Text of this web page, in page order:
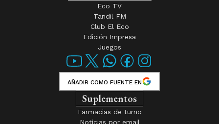
Eco TV
Tandil FM
Club El Eco
Edición Impresa
Juegos
AÑADIR COMO FUENTE EN
Suplementos
Farmacias de turno
Noticias por email